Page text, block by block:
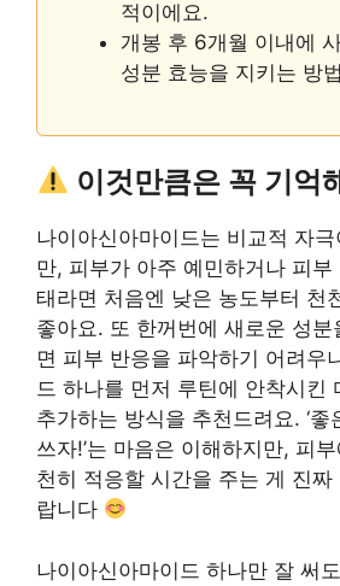
적이에요.
개봉 후 6개월 이내에
성분 효능을 지키는 방
이것만큼은 꼭 기억
나이아신아마이드는 비교적 자
만, 피부가 아주 예민하거나 피
태라면 처음엔 낮은 농도부터 천
좋아요. 또 한꺼번에 새로운 성
면 피부 반응을 파악하기 어려우
드 하나를 먼저 루틴에 안착시킨
추가하는 방식을 추천드려요. ‘
쓰자!’는 마음은 이해하지만, 피
천히 적응할 시간을 주는 게 진짜
랍니다
나이아신아마이드 하나만 잘 써